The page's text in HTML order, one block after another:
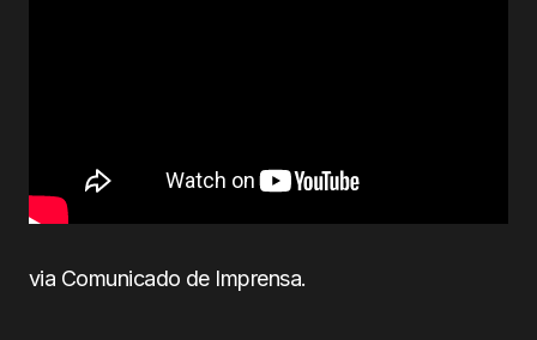
via Comunicado de Imprensa.